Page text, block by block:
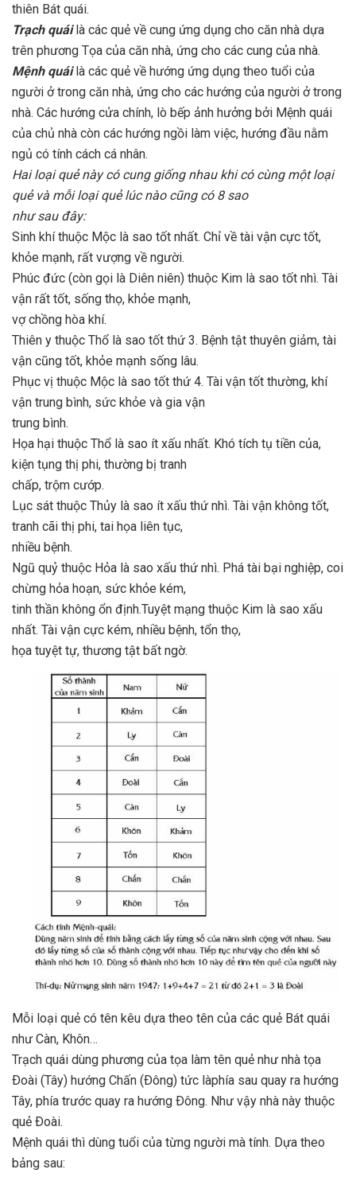
thiên Bát quái.
Trạch quáilà các quẻ về cung ứng dụng cho căn nhà dựa
trên phương Tọa của căn nhà, ứng cho các cung của nhà.
Mệnh quáilà các quẻ về hướng ứng dụng theo tuổi của
người ở trong căn nhà, ứng cho các hướng của người ở trong
nhà. Các hướng cửa chính, lò bếp ảnh hưởng bởi Mệnh quái
của chủ nhà còn các hướng ngồi làm việc, hướng đầu nằm
ngủ có tính cách cá nhân.
Hai loại quẻ này có cung giống nhau khi có cùng một loại
quẻ và mỗi loại quẻ lúc nào cũng có 8 sao
như sau đây:
Sinh khí thuộc Mộc là sao tốt nhất. Chỉ về tài vận cực tốt,
khỏe mạnh, rất vượng về người.
Phúc đức (còn gọi là Diên niên) thuộc Kim là sao tốt nhì. Tài
vận rất tốt, sống thọ, khỏe mạnh,
vợ chồng hòa khí.
Thiên y thuộc Thổ là sao tốt thứ 3. Bệnh tật thuyên giảm, tài
vận cũng tốt, khỏe mạnh sống lâu.
Phục vị thuộc Mộc là sao tốt thứ 4. Tài vận tốt thường, khí
vận trung bình, sức khỏe và gia vận
trung bình.
Họa hại thuộc Thổ là sao ít xấu nhất. Khó tích tụ tiền của,
kiện tụng thị phi, thường bị tranh
chấp, trộm cướp.
Lục sát thuộc Thủy là sao ít xấu thứ nhì. Tài vận không tốt,
tranh cãi thị phi, tai họa liên tục,
nhiều bệnh.
Ngũ quỷ thuộc Hỏa là sao xấu thứ nhì. Phá tài bại nghiệp, coi
chừng hỏa hoạn, sức khỏe kém,
tinh thần không ổn định.Tuyệt mạng thuộc Kim là sao xấu
nhất. Tài vận cực kém, nhiều bệnh, tổn thọ,
họa tuyệt tự, thương tật bất ngờ.
Mỗi loại quẻ có tên kêu dựa theo tên của các quẻ Bát quái
như Càn, Khôn…
Trạch quái dùng phương của tọa làm tên quẻ như nhà tọa
Ðoài (Tây) hướng Chấn (Ðông) tức làphía sau quay ra hướng
Tây, phía trước quay ra hướng Ðông. Như vậy nhà này thuộc
quẻ Ðoài.
Mệnh quái thì dùng tuổi của từng người mà tính. Dựa theo
bảng sau: